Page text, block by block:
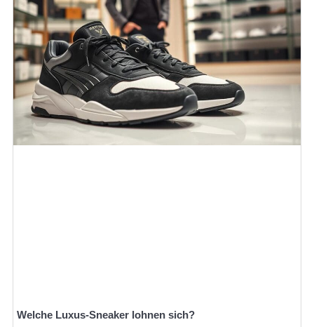
Welche Luxus-Sneaker lohnen sich?